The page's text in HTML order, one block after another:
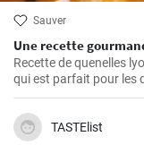
Sauver
Une recette
Recette de quenelles
qui est parfait pour les
TASTElist